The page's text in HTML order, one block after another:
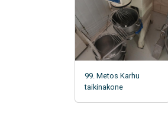
99. Metos Karhu
taikinakone